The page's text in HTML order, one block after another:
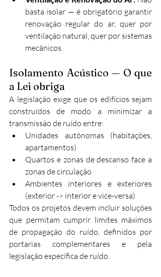
basta isolar — é obrigatório garantir
renovação regular do ar, quer por
ventilação natural, quer por sistemas
mecânicos.
Isolamento Acústico — O que
a Lei obriga
A legislação exige que os edifícios sejam
construídos de modo a minimizar a
transmissão de ruído entre:
Unidades autónomas (habitações,
apartamentos)
Quartos e zonas de descanso face a
zonas de circulação
Ambientes interiores e exteriores
(exterior -> interior e vice-versa)
Todos os projetos devem incluir soluções
que permitam cumprir limites máximos
de propagação do ruído, definidos por
portarias complementares e pela
legislação específica de ruído.